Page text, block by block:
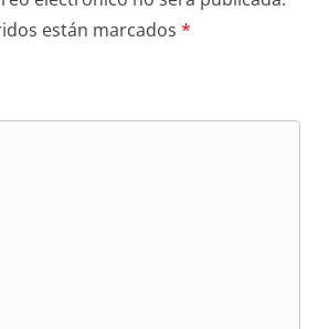
están marcados *